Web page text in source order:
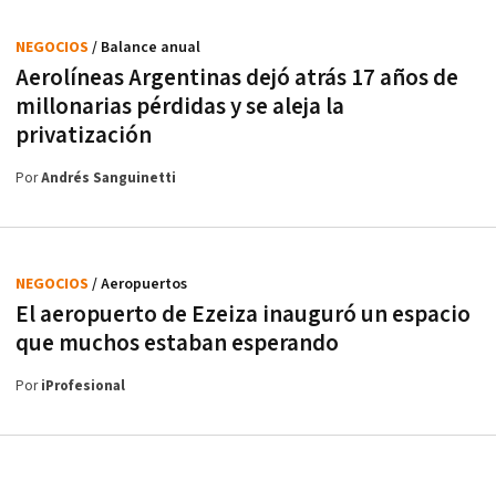
Aerolíneas Argentinas dejó atrás 17 años de
millonarias pérdidas y se aleja la
privatización
NEGOCIOS / Balance anual
PorAndrés Sanguinetti
El aeropuerto de Ezeiza inauguró un espacio
que muchos estaban esperando
NEGOCIOS / Aeropuertos
PoriProfesional